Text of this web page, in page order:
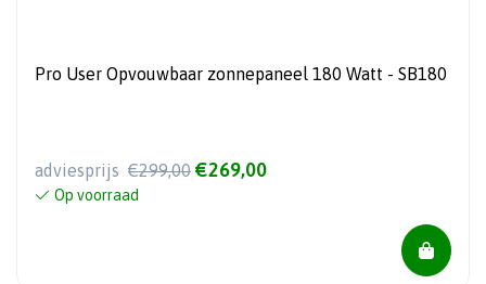
Pro User Opvouwbaar zonnepaneel 180 Watt - SB180
adviesprijs €299,00 €269,00
Op voorraad